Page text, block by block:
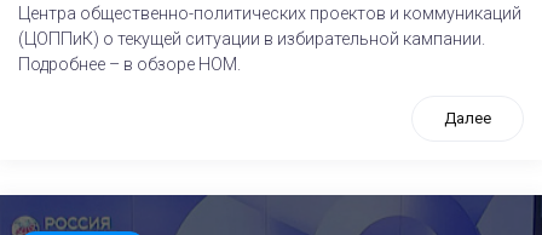
Центра общественно-политических проектов и коммуникаций
(ЦОППиК) о текущей ситуации в избирательной кампании.
Подробнее – в обзоре НОМ.
Далее